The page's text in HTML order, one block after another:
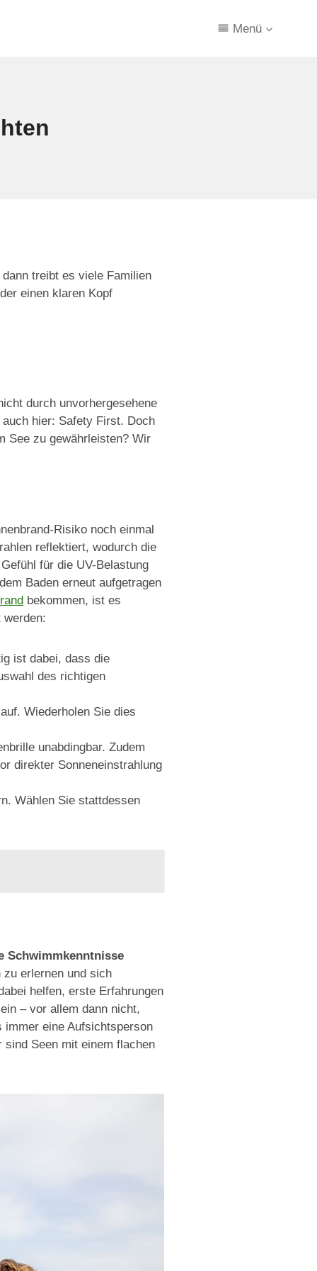
Menü
treibt es viele Familien
einen klaren Kopf
durch unvorhergesehene
hier: Safety First. Doch
See zu gewährleisten? Wir
Risiko noch einmal
reflektiert, wodurch die
für die UV-Belastung
Baden erneut aufgetragen
bekommen, ist es
werden:
ist dabei, dass die
des richtigen
Wiederholen Sie dies
unabdingbar. Zudem
direkter Sonneneinstrahlung
Wählen Sie stattdessen
Schwimmkenntnisse
erlernen und sich
helfen, erste Erfahrungen
– vor allem dann nicht,
eine Aufsichtsperson
Seen mit einem flachen